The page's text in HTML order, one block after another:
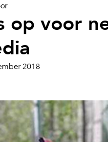
op voor
2018